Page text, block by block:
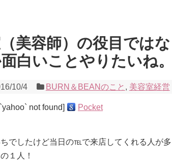
美容師）の役目ではな
白いことやりたいね。
10/4 BURN＆BEANのこと , 美容室経営
not found] Pocket
でしたけど当日の℡で来店してくれる人が多
１人！